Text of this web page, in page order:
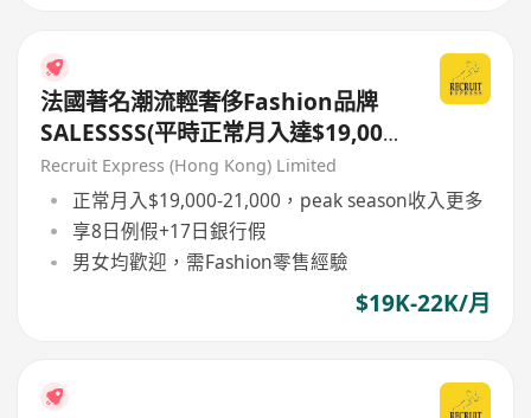
法國著名潮流輕奢侈Fashion品牌
SALESSSS(平時正常月入達$19,000-
21,000)
Recruit Express (Hong Kong) Limited
正常月入$19,000-21,000，peak season收入更多
享8日例假+17日銀行假
男女均歡迎，需Fashion零售經驗
$19K-22K/月